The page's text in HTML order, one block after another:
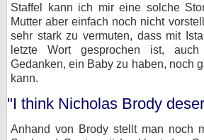
Staffel kann ich mir eine solche
Mutter aber einfach noch nicht
sehr stark zu vermuten, dass mit
letzte Wort gesprochen ist,
Gedanken, ein Baby zu haben, noch
kann.
"I think Nicholas Brody
Anhand von Brody stellt man noch